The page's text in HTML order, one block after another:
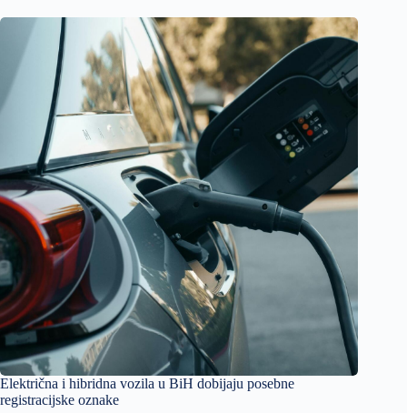
Električna i hibridna vozila u BiH dobijaju posebne
registracijske oznake